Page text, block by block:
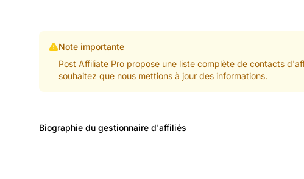
Note importante
Post Affiliate Propropose une liste complète de contacts
souhaitez que nous mettions à jour des informations.
Biographie du gestionnaire d'affiliés